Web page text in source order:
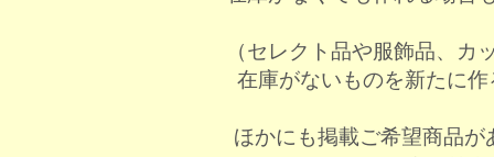
（セレクト品や服飾品、
在庫がないものを新たに
ほかにも掲載ご希望商品が